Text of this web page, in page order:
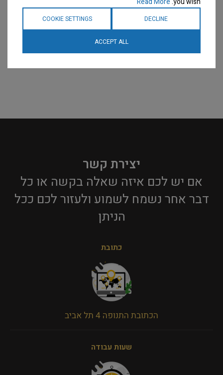
יצירת קשר
אם יש לכם איזה שאלה בקשה או כל
דבר אחר נשמח לשמוע ולעזור לכם ככל
הניתן​
כתובת
הכתובת התנופה 4 תל אביב
שעות עבודה
DECLINE
COOKIE SETTINGS
ACCEPT ALL